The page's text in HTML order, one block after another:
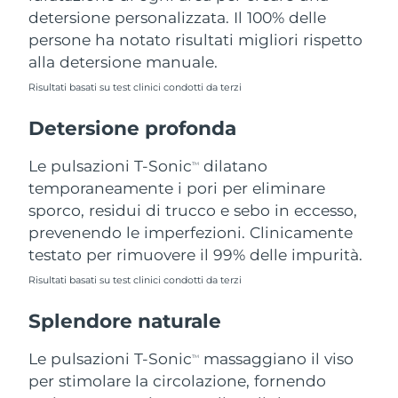
detersione personalizzata. Il 100% delle
persone ha notato risultati migliori rispetto
alla detersione manuale.
Risultati basati su test clinici condotti da terzi
Detersione profonda
Le pulsazioni T-SonicTM
dilatano
temporaneamente i pori per eliminare
sporco, residui di trucco e sebo in eccesso,
prevenendo le imperfezioni. Clinicamente
testato per rimuovere il 99% delle impurità.
Risultati basati su test clinici condotti da terzi
Splendore naturale
Le pulsazioni T-SonicTM
massaggiano il viso
per stimolare la circolazione, fornendo
Filippine Consegna stimata
Polonia
Qatar Consegna stimata
Riunione Consegna stimata 8/13/26
Romania Consegna stimata
Russia
Arabia Saudita Consegna stimata 8/9/26
Singapore Consegna stimata